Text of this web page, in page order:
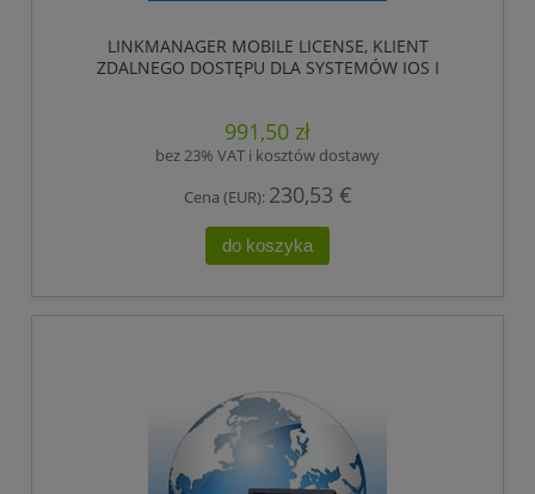
LINKMANAGER MOBILE LICENSE, KLIENT
ZDALNEGO DOSTĘPU DLA SYSTEMÓW IOS I
POMOCĄ INTERFEJSU INTERNETOWEGO.
,HIRSCHMANN
991,50 zł
bez 23% VAT i kosztów dostawy
Cena (EUR): 230,53 €
do koszyka